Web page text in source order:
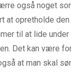
også noget
opretholde
til at lide
Det kan være
at man skal